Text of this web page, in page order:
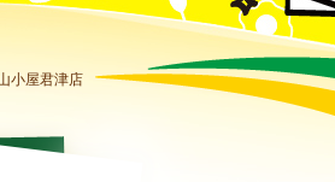
小屋君津店